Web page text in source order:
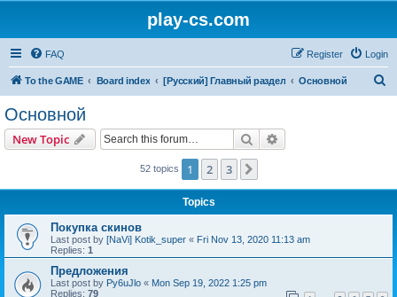
play-cs.com
FAQ Login
Register
To the GAME Board index [Русский] Главный раздел Основной
Основной
New Topic Search
52 topics 1 2 3
Topics
Покупка скинов
Last post by [NaVi] Kotik_super « Fri Nov 13, 2020 11:13 am
Replies: 1
Предложения
Last post by Py6uJlo « Mon Sep 19, 2022 1:25 pm
Replies: 79